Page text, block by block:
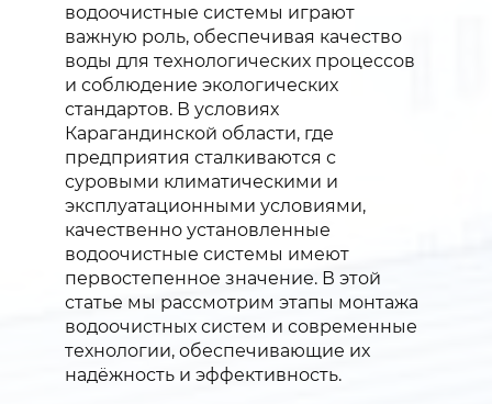
водоочистные системы играют
важную роль, обеспечивая качество
воды для технологических процессов
и соблюдение экологических
стандартов. В условиях
Карагандинской области, где
предприятия сталкиваются с
суровыми климатическими и
эксплуатационными условиями,
качественно установленные
водоочистные системы имеют
первостепенное значение. В этой
статье мы рассмотрим этапы монтажа
водоочистных систем и современные
технологии, обеспечивающие их
надёжность и эффективность.